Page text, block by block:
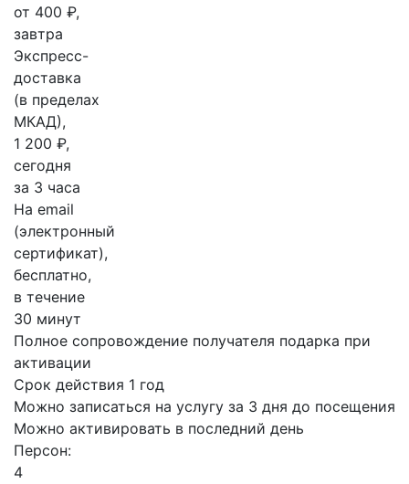
от 400 ₽,
завтра
Экспресс-
доставка
(в пределах
МКАД),
1 200 ₽,
сегодня
за 3 часа
На email
(электронный
сертификат),
бесплатно,
в течение
30 минут
Полное сопровождение получателя подарка при
активации
Срок действия 1 год
Можно записаться на услугу за 3 дня до посещения
Можно активировать в последний день
Персон:
4